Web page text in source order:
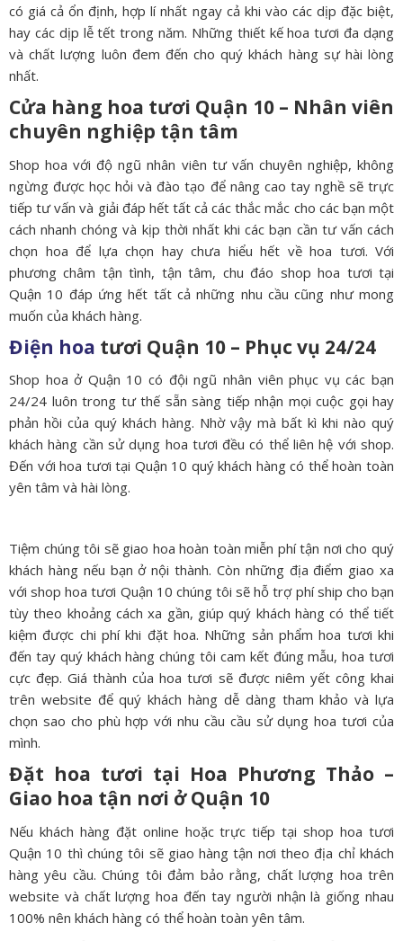
có giá cả ổn định, hợp lí nhất ngay cả khi vào các dịp đặc biệt,
hay các dịp lễ tết trong năm. Những thiết kế hoa tươi đa dạng
và chất lượng luôn đem đến cho quý khách hàng sự hài lòng
nhất.
Cửa hàng hoa tươi Quận 10 – Nhân viên
chuyên nghiệp tận tâm
Shop hoa với độ ngũ nhân viên tư vấn chuyên nghiệp, không
ngừng được học hỏi và đào tạo để nâng cao tay nghề sẽ trực
tiếp tư vấn và giải đáp hết tất cả các thắc mắc cho các bạn một
cách nhanh chóng và kịp thời nhất khi các bạn cần tư vấn cách
chọn hoa để lựa chọn hay chưa hiểu hết về hoa tươi. Với
phương châm tận tình, tận tâm, chu đáo shop hoa tươi tại
Quận 10 đáp ứng hết tất cả những nhu cầu cũng như mong
muốn của khách hàng.
Điện hoa tươi Quận 10 – Phục vụ 24/24
Shop hoa ở Quận 10 có đội ngũ nhân viên phục vụ các bạn
24/24 luôn trong tư thế sẵn sàng tiếp nhận mọi cuộc gọi hay
phản hồi của quý khách hàng. Nhờ vậy mà bất kì khi nào quý
khách hàng cần sử dụng hoa tươi đều có thể liên hệ với shop.
Đến với hoa tươi tại Quận 10 quý khách hàng có thể hoàn toàn
yên tâm và hài lòng.
Tiệm chúng tôi sẽ giao hoa hoàn toàn miễn phí tận nơi cho quý
khách hàng nếu bạn ở nội thành. Còn những địa điểm giao xa
với shop hoa tươi Quận 10 chúng tôi sẽ hỗ trợ phí ship cho bạn
tùy theo khoảng cách xa gần, giúp quý khách hàng có thể tiết
kiệm được chi phí khi đặt hoa. Những sản phẩm hoa tươi khi
đến tay quý khách hàng chúng tôi cam kết đúng mẫu, hoa tươi
cực đẹp. Giá thành của hoa tươi sẽ được niêm yết công khai
trên website để quý khách hàng dễ dàng tham khảo và lựa
chọn sao cho phù hợp với nhu cầu cầu sử dụng hoa tươi của
mình.
Đặt hoa tươi tại Hoa Phương Thảo –
Giao hoa tận nơi ởQuận 10
Nếu khách hàng đặt online hoặc trực tiếp tại shop hoa tươi
Quận 10 thì chúng tôi sẽ giao hàng tận nơi theo địa chỉ khách
hàng yêu cầu. Chúng tôi đảm bảo rằng, chất lượng hoa trên
website và chất lượng hoa đến tay người nhận là giống nhau
100% nên khách hàng có thể hoàn toàn yên tâm.